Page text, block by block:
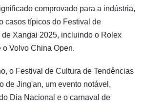
comprovado para a indústria,
casos típicos do Festival de
Xangai 2025, incluindo o Rolex
o Volvo China Open.
o Festival de Cultura de Tendências
de Jing'an, um evento notável,
Dia Nacional e o carnaval de